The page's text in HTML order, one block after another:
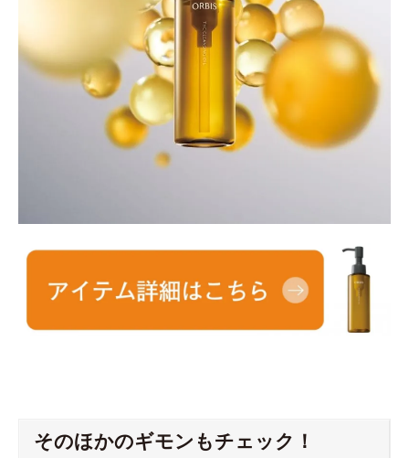
そのほかのギモンもチェック！